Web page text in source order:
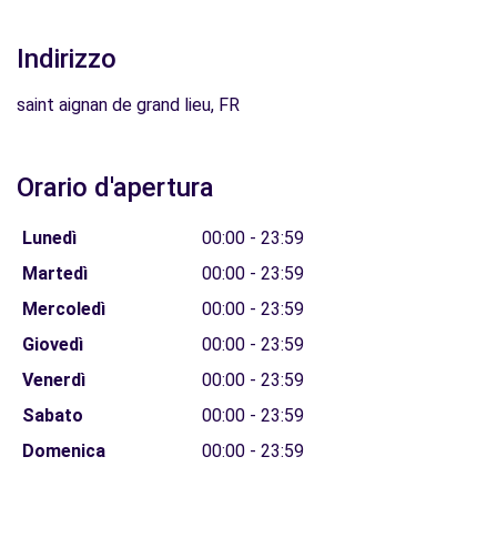
Indirizzo
saint aignan de grand lieu, FR
Orario d'apertura
Lunedì
00:00 - 23:59
Martedì
00:00 - 23:59
Mercoledì
00:00 - 23:59
Giovedì
00:00 - 23:59
Venerdì
00:00 - 23:59
Sabato
00:00 - 23:59
Domenica
00:00 - 23:59